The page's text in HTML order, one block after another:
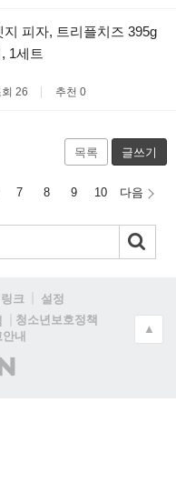
피자, 트리플치즈 395g
1세트
회 26 추천 0
목록 글쓰기
7 8 9 10 다음
크
설정
청소년보호정책
내
▲